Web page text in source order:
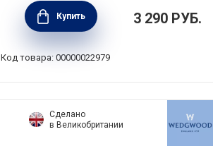
на подставке " Щелкунчик"
упаковке, материал фарфор,
Италия, EL-R2183_NUTC
Купить 3 290 РУБ.
Код товара: 00000022979
Сделано
в Великобритании